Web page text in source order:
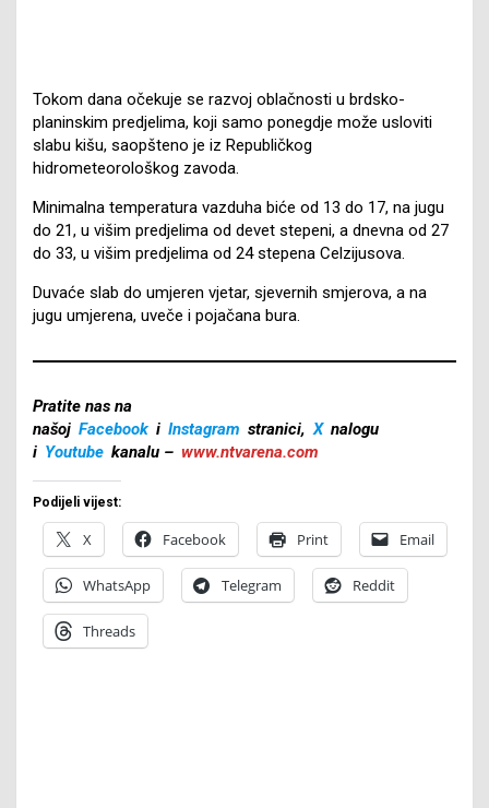
Tokom dana očekuje se razvoj oblačnosti u brdsko-
planinskim predjelima, koji samo ponegdje može usloviti
slabu kišu, saopšteno je iz Republičkog
hidrometeorološkog zavoda.
Minimalna temperatura vazduha biće od 13 do 17, na jugu
do 21, u višim predjelima od devet stepeni, a dnevna od 27
do 33, u višim predjelima od 24 stepena Celzijusova.
Duvaće slab do umjeren vjetar, sjevernih smjerova, a na
jugu umjerena, uveče i pojačana bura.
Pratite nas na
našoj Facebook i Instagram stranici, X nalogu
i Youtube kanalu – www.ntvarena.com
Podijeli vijest:
X Facebook Print Email
WhatsApp Telegram Reddit
Threads